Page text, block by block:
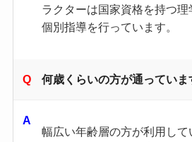
ラクターは国家資格を持つ理
個別指導を行っています。​
何歳くらいの方が通っていま
幅広い年齢層の方が利用し